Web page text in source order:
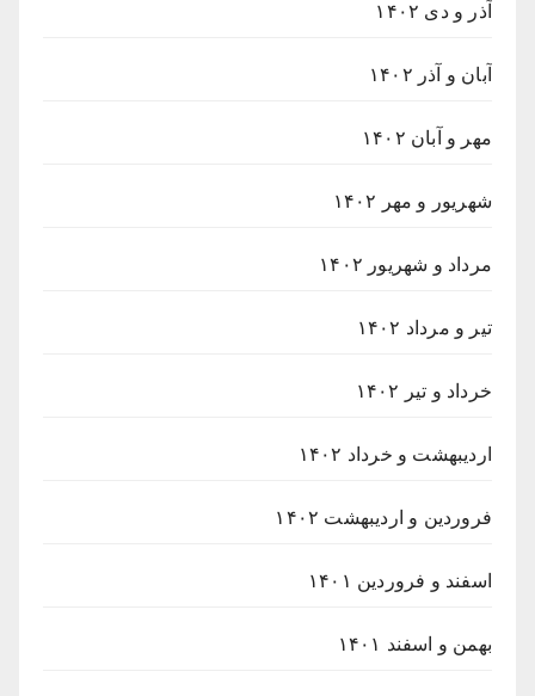
آذر و دی ۱۴۰۲
آبان و آذر ۱۴۰۲
مهر و آبان ۱۴۰۲
شهریور و مهر ۱۴۰۲
مرداد و شهریور ۱۴۰۲
تیر و مرداد ۱۴۰۲
خرداد و تیر ۱۴۰۲
اردیبهشت و خرداد ۱۴۰۲
فروردین و اردیبهشت ۱۴۰۲
اسفند و فروردین ۱۴۰۱
بهمن و اسفند ۱۴۰۱